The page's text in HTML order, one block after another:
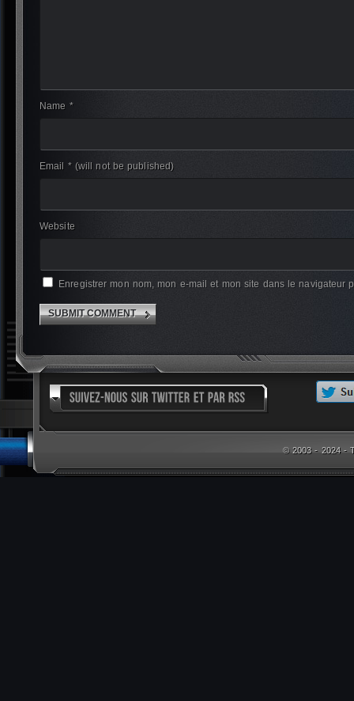
Name *
Email * (will not be published)
Website
Enregistrer mon nom, mon e-mail et mon site dans le navigateur
© 2003 - 2024 -